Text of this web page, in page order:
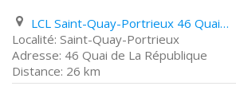
LCL Saint-Quay-Portrieux 46 Quai de La République
Saint-Quay-Portrieux
46 Quai de La République
26 km